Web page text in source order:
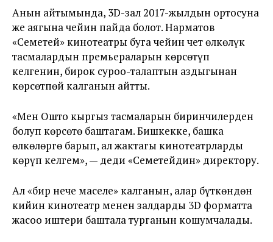
Анын айтымында, 3D-зал 2017-жылдын ортосуна
же аягына чейин пайда болот. Нарматов
«Семетей» кинотеатры буга чейин чет өлкөлүк
тасмалардын премьераларын көрсөтүп
келгенин, бирок суроо-талаптын аздыгынан
көрсөтпөй калганын айтты.
«Мен Ошто кыргыз тасмаларын биринчилерден
болуп көрсөтө баштагам. Бишкекке, башка
өлкөлөргө барып, ал жактагы кинотеатрларды
көрүп келгем», — деди «Семетейдин» директору.
Ал «бир нече маселе» калганын, алар бүткөндөн
кийин кинотеатр менен залдарды 3D форматта
жасоо иштери баштала турганын кошумчалады.